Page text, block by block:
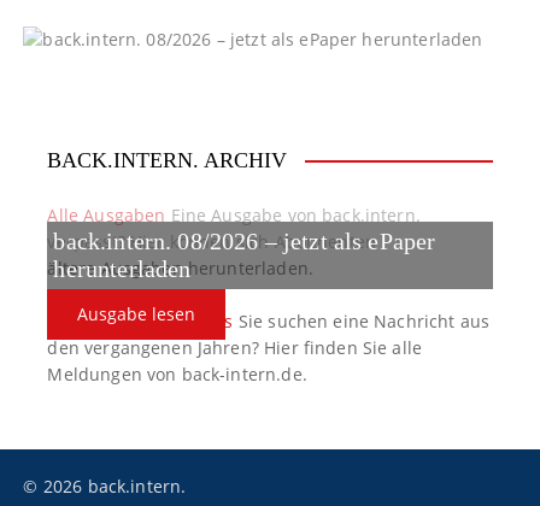
u
B
t
back.intern. 08/2026 – jetzt als ePaper
herunterladen
Ausgabe lesen
BACK.INTERN. ARCHIV
Alle Ausgaben Eine Ausgabe von back.intern.
verpasst? Hier können sich Abonnenten
ältere Ausgaben herunterladen.
back.intern. Top-News Sie suchen eine Nachricht aus
den vergangenen Jahren? Hier finden Sie alle
Meldungen von back-intern.de.
© 2026 back.intern.